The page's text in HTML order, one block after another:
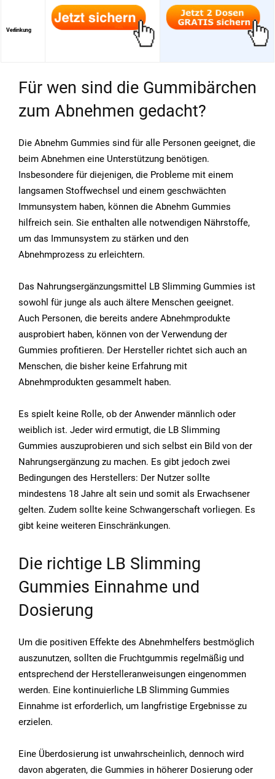
Verlinkung
Für wen sind die Gummibärchen
zum Abnehmen gedacht?
Die Abnehm Gummies sind für alle Personen geeignet, die
beim Abnehmen eine Unterstützung benötigen.
Insbesondere für diejenigen, die Probleme mit einem
langsamen Stoffwechsel und einem geschwächten
Immunsystem haben, können die Abnehm Gummies
hilfreich sein. Sie enthalten alle notwendigen Nährstoffe,
um das Immunsystem zu stärken und den
Abnehmprozess zu erleichtern.
Das Nahrungsergänzungsmittel LB Slimming Gummies ist
sowohl für junge als auch ältere Menschen geeignet.
Auch Personen, die bereits andere Abnehmprodukte
ausprobiert haben, können von der Verwendung der
Gummies profitieren. Der Hersteller richtet sich auch an
Menschen, die bisher keine Erfahrung mit
Abnehmprodukten gesammelt haben.
Es spielt keine Rolle, ob der Anwender männlich oder
weiblich ist. Jeder wird ermutigt, die LB Slimming
Gummies auszuprobieren und sich selbst ein Bild von der
Nahrungsergänzung zu machen. Es gibt jedoch zwei
Bedingungen des Herstellers: Der Nutzer sollte
mindestens 18 Jahre alt sein und somit als Erwachsener
gelten. Zudem sollte keine Schwangerschaft vorliegen. Es
gibt keine weiteren Einschränkungen.
Die richtige LB Slimming
Gummies Einnahme und
Dosierung
Um die positiven Effekte des Abnehmhelfers bestmöglich
auszunutzen, sollten die Fruchtgummis regelmäßig und
entsprechend der Herstelleranweisungen eingenommen
werden. Eine kontinuierliche LB Slimming Gummies
Einnahme ist erforderlich, um langfristige Ergebnisse zu
erzielen.
Eine Überdosierung ist unwahrscheinlich, dennoch wird
davon abgeraten, die Gummies in höherer Dosierung oder